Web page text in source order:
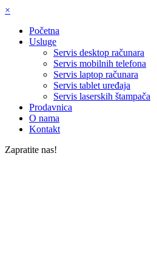
×
Početna
Usluge
Servis desktop računara
Servis mobilnih telefona
Servis laptop računara
Servis tablet uređaja
Servis laserskih štampača
Prodavnica
O nama
Kontakt
Zapratite nas!